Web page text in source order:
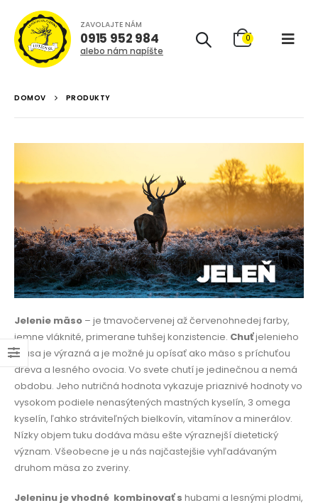
ZAVOLAJTE NÁM
0915 952 984
alebo nám napíšte
0
DOMOV PRODUKTY
Jelenie mäso – je tmavočervenej až červenohnedej farby,
jemne vláknité, primerane tuhšej konzistencie. Chuťjelenieho
mäsa je výrazná a je možné ju opísať ako mäso s príchuťou
dreva a lesného ovocia. Vo svete chutí je jedinečnou a nemá
obdobu. Jeho nutričná hodnota vykazuje priaznivé hodnoty vo
vysokom podiele nenasýtených mastných kyselín, 3 omega
kyselín, ľahko stráviteľných bielkovín, vitamínov a minerálov.
Nízky objem tuku dodáva mäsu ešte výraznejší dietetický
význam. Všeobecne je u nás najčastejšie vyhľadávaným
druhom mäsa zo zveriny.
Jeleninu je vhodné kombinovať s hubami a lesnými plodmi,